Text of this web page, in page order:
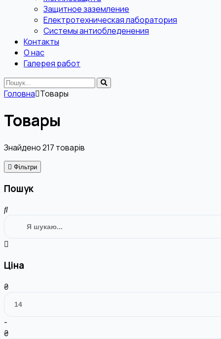
Защитное заземление
Електротехническая лаборатория
Системы антиобледенения
Контакты
О нас
Галерея работ
Головна Товары
Товары
Знайдено217 товарів
Фільтри
Пошук
Ціна
₴
-
₴